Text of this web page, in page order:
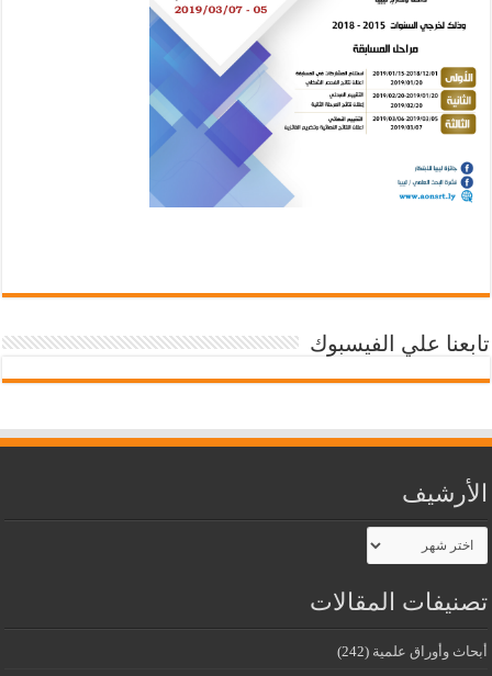
تابعنا علي الفيسبوك
الأرشيف
الأرشيف
تصنيفات المقالات
أبحاث وأوراق علمية (242)